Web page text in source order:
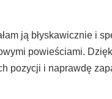
ją błyskawicznie i
powieściami.
pozycji i naprawdę